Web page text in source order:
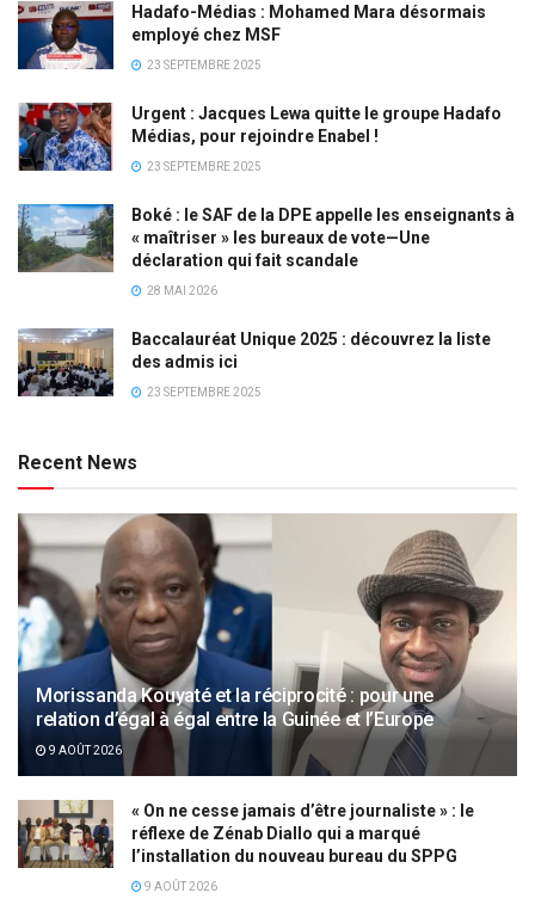
Hadafo-Médias : Mohamed Mara désormais
employé chez MSF
23 SEPTEMBRE 2025
Urgent : Jacques Lewa quitte le groupe Hadafo
Médias, pour rejoindre Enabel !
23 SEPTEMBRE 2025
Boké : le SAF de la DPE appelle les enseignants à
« maîtriser » les bureaux de vote—Une
déclaration qui fait scandale
28 MAI 2026
Baccalauréat Unique 2025 : découvrez la liste
des admis ici
23 SEPTEMBRE 2025
Recent News
Morissanda Kouyaté et la réciprocité : pour une
relation d’égal à égal entre la Guinée et l’Europe
9 AOÛT 2026
« On ne cesse jamais d’être journaliste » : le
réflexe de Zénab Diallo qui a marqué
l’installation du nouveau bureau du SPPG
9 AOÛT 2026